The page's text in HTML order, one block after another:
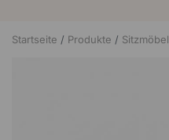
Startseite Produkte Sitzmöbel